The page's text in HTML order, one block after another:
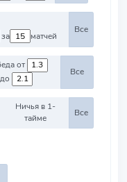
за
матчей
Все
Победа от
до
Все
Ничья в 1-
тайме
Все